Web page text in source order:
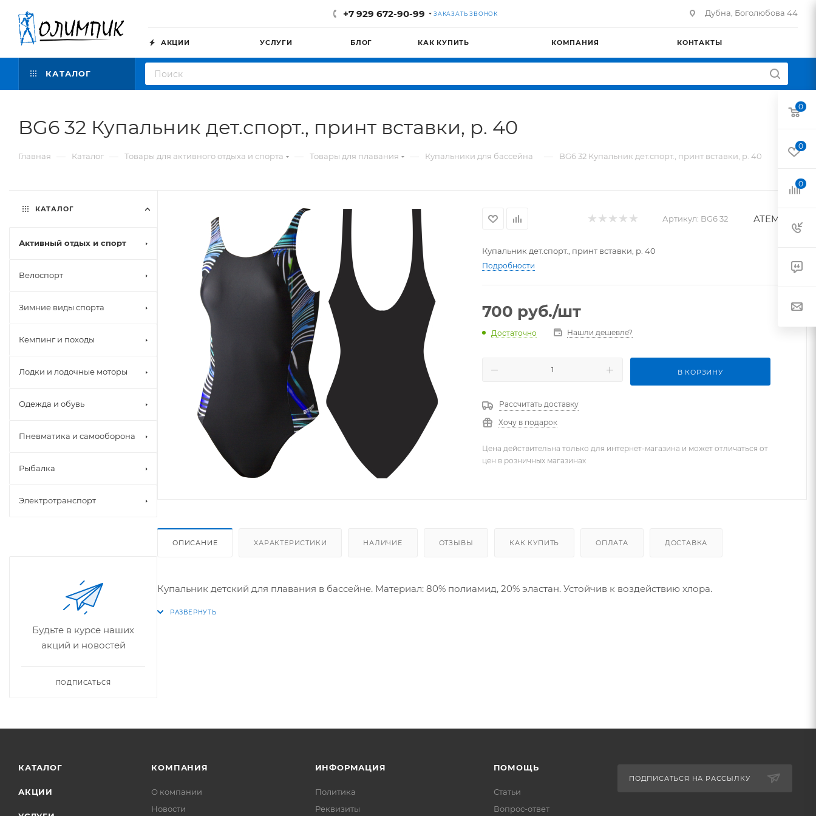
+7 929 672-90-99 ЗАКАЗАТЬ ЗВОНОК Дубна, Боголюбова 44
АКЦИИ УСЛУГИ БЛОГ КАК КУПИТЬ КОМПАНИЯ КОНТАКТЫ
КАТАЛОГ
BG6 32 Купальник дет.спорт., принт вставки, р. 40
Главная — Каталог — Товары для активного отдыха и спорта — Товары для плавания — Купальники для бассейна — BG6 32 Купальник дет.спорт., принт вставки, р. 40
Артикул: BG6 32 ATEMI
Купальник дет.спорт., принт вставки, р. 40
Подробности
700 руб./шт
Достаточно Нашли дешевле?
В КОРЗИНУ
Рассчитать доставку
Хочу в подарок
Цена действительна только для интернет-магазина и может отличаться от
цен в розничных магазинах
ОПИСАНИЕ ХАРАКТЕРИСТИКИ НАЛИЧИЕ ОТЗЫВЫ КАК КУПИТЬ ОПЛАТА ДОСТАВКА
Купальник детский для плавания в бассейне. Материал: 80% полиамид, 20% эластан. Устойчив к воздействию хлора.
КАТАЛОГ
Активный отдых и спорт
Велоспорт
Зимние виды спорта
Кемпинг и походы
Лодки и лодочные моторы
Одежда и обувь
Пневматика и самооборона
Рыбалка
Электротранспорт
Будьте в курсе наших
акций и новостей
ПОДПИСАТЬСЯ
КАТАЛОГ
АКЦИИ
КОМПАНИЯ
О компании
Новости
ИНФОРМАЦИЯ
Политика
Реквизиты
ПОМОЩЬ
Статьи
Вопрос-ответ
ПОДПИСАТЬСЯ НА РАССЫЛКУ
0
0
0